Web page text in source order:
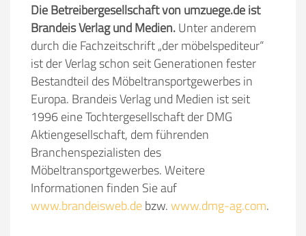
Die Betreibergesellschaft von umzuege.de ist
Brandeis Verlag und Medien.Unter anderem
durch die Fachzeitschrift „der möbelspediteur“
ist der Verlag schon seit Generationen fester
Bestandteil des Möbeltransportgewerbes in
Europa. Brandeis Verlag und Medien ist seit
1996 eine Tochtergesellschaft der DMG
Aktiengesellschaft, dem führenden
Branchenspezialisten des
Möbeltransportgewerbes. Weitere
Informationen finden Sie auf
www.brandeisweb.debzw.www.dmg-ag.com.